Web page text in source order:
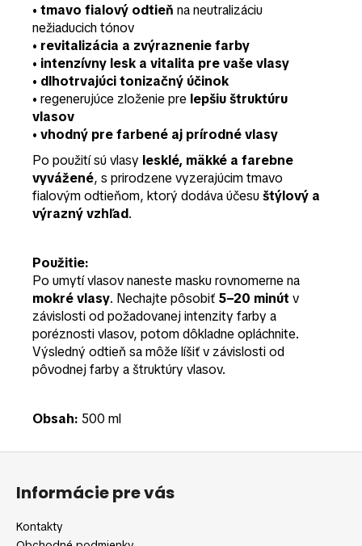
• tmavo fialový odtieň na neutralizáciu
nežiaducich tónov
• revitalizácia a zvýraznenie farby
• intenzívny lesk a vitalita pre vaše vlasy
• dlhotrvajúci tonizačný účinok
• regenerujúce zloženie pre lepšiu štruktúru
vlasov
• vhodný pre farbené aj prírodné vlasy
Po použití sú vlasy lesklé, mäkké a farebne
vyvážené, s prirodzene vyzerajúcim tmavo
fialovým odtieňom, ktorý dodáva účesuštýlový a
výrazný vzhľad.
Použitie:
Po umytí vlasov naneste masku rovnomerne na
mokré vlasy. Nechajte pôsobiť 5–20 minút v
závislosti od požadovanej intenzity farby a
poréznosti vlasov, potom dôkladne opláchnite.
Výsledný odtieň sa môže líšiť v závislosti od
pôvodnej farby a štruktúry vlasov.
Obsah: 500 ml
Z
Informácie pre vás
Kontakty